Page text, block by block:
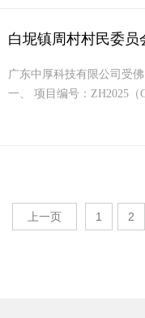
白坭镇周村村民委
广东中厚科技有限公司受
一、 项目编号：ZH2025（
上一页 1 2